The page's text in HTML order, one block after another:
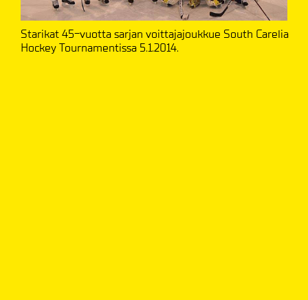
​Starikat 45-vuotta sarjan voittajajoukkue South Carelia
Hockey Tournamentissa 5.1.2014.